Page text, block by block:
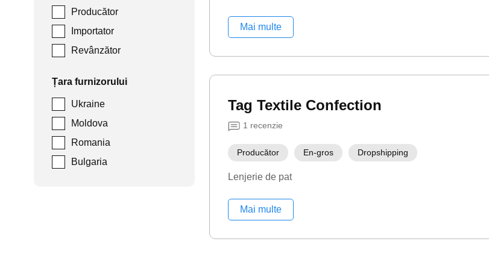
Producător
Importator
Revânzător
Țara furnizorului
Ukraine
Moldova
Romania
Bulgaria
Mai multe
Tag Textile Confection
1 recenzie
Producător En-gros Dropshipping
Lenjerie de pat
Mai multe